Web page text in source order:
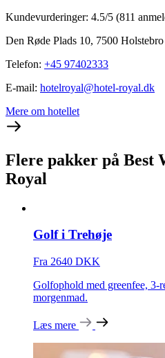
Kundevurderinger: 4.5/5 (811
Den Røde Plads 10, 7500 Holstebro
Telefon: +45 97402333
E-mail: hotelroyal@hotel-royal.dk
Mere om hotellet
Flere pakker på Best
Royal
Golf i Trehøje
Fra 2640 DKK
Golfophold med greenfee, 3-
morgenmad.
Læs mere